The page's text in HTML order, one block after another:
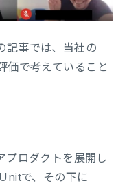
事では、当社の
で考えていること
ロダクトを展開し
で、その下に